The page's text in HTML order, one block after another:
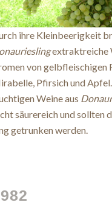
ihre Kleinbeerigkeit
extraktreiche
von gelbfleischigen
Pfirsich und
Weine aus
säurereich und sollten
getrunken werden.